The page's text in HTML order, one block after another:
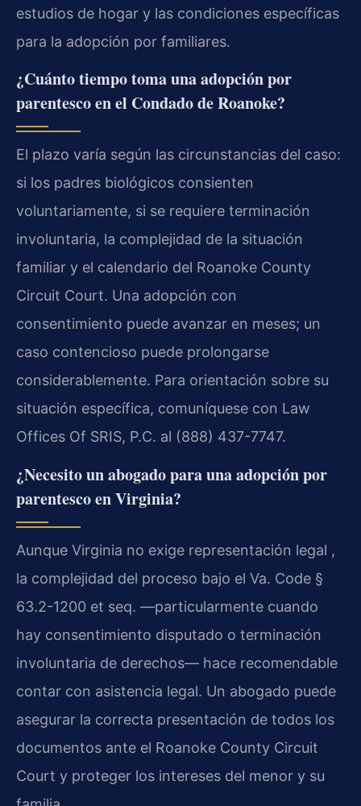
estudios de hogar y las condiciones específicas
para la adopción por familiares.
¿Cuánto tiempo toma una adopción por
parentesco en el Condado de Roanoke?
El plazo varía según las circunstancias del caso:
si los padres biológicos consienten
voluntariamente, si se requiere terminación
involuntaria, la complejidad de la situación
familiar y el calendario del Roanoke County
Circuit Court. Una adopción con
consentimiento puede avanzar en meses; un
caso contencioso puede prolongarse
considerablemente. Para orientación sobre su
situación específica, comuníquese con Law
Offices Of SRIS, P.C. al (888) 437-7747.
¿Necesito un abogado para una adopción por
parentesco en Virginia?
Aunque Virginia no exige representación legal ,
la complejidad del proceso bajo el Va. Code §
63.2-1200 et seq. —particularmente cuando
hay consentimiento disputado o terminación
involuntaria de derechos— hace recomendable
contar con asistencia legal. Un abogado puede
asegurar la correcta presentación de todos los
documentos ante el Roanoke County Circuit
Court y proteger los intereses del menor y su